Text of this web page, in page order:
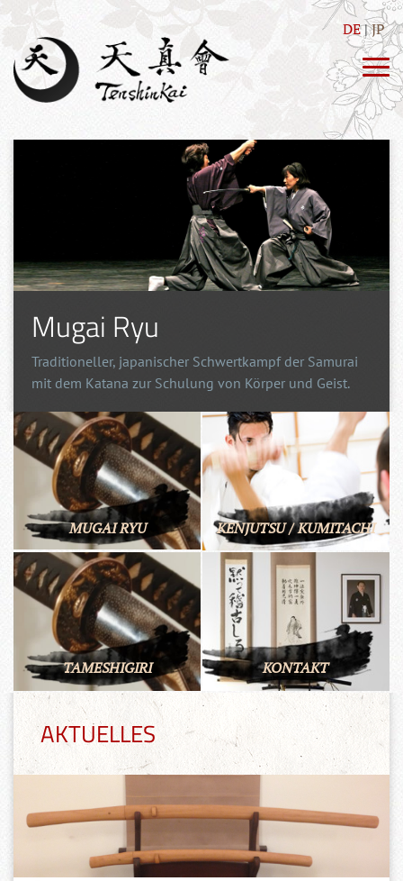
DE JP
Mugai Ryu
Traditioneller, japanischer Schwertkampf der Samurai
mit dem Katana zur Schulung von Körper und Geist.
MUGAI RYU KENJUTSU / KUMITACHI
TAMESHIGIRI KONTAKT
AKTUELLES